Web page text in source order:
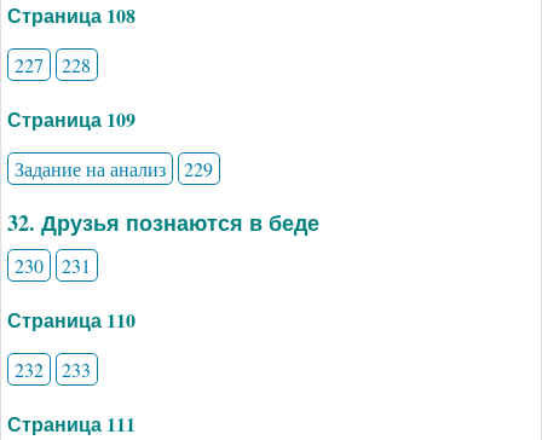
Страница 108
227 228
Страница 109
Задание на анализ 229
32. Друзья познаются в беде
230 231
Страница 110
232 233
Страница 111